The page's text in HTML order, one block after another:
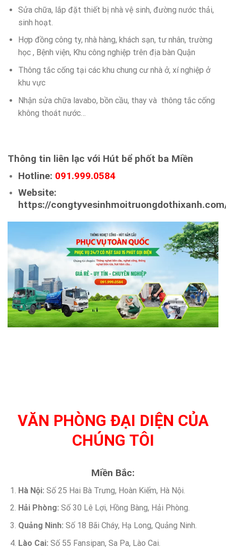
Sửa chữa, lắp đặt thiết bị nhà vệ sinh, đường nước thải,
sinh hoạt.
Hợp đồng công ty, nhà hàng, khách sạn, tư nhân, trường
học , Bệnh viện, Khu công nghiệp trên địa bàn Quận
Thông tắc cống tại các khu chung cư nhà ở, xí nghiệp ở
khu vực
Nhận sửa chữa lavabo, bồn cầu, thay và thông tắc cống
không thoát nước…
Thông tin liên lạc với Hút bể phốt ba Miền
Hotline: 091.999.0584
Website:
https://
VĂN PHÒNG ĐẠI DIỆN CỦA
CHÚNG TÔI
Miền Bắc:
Hà Nội: Số 25 Hai Bà Trưng, Hoàn Kiếm, Hà Nội.
Hải Phòng: Số 30 Lê Lợi, Hồng Bàng, Hải Phòng.
Quảng Ninh: Số 18 Bãi Cháy, Hạ Long, Quảng Ninh.
Lào Cai: Số 55 Fansipan, Sa Pa, Lào Cai.